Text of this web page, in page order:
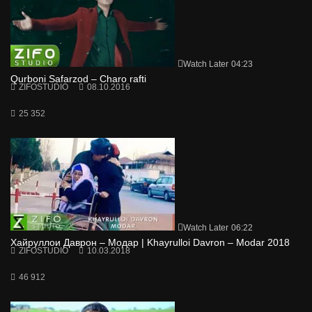
Watch Later 04:23
Qurboni Safarzod – Charo rafti
ZIFOSTUDIO 08.10.2016
25 352
Watch Later 06:22
Хайруллои Даврон – Модар | Khayrulloi Davron – Modar 2018
ZIFOSTUDIO 10.03.2018
46 912